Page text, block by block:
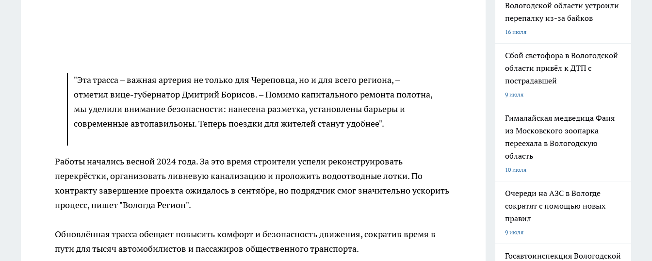
"Эта трасса – важная артерия не только для Череповца, но и для всего региона, –
отметил вице-губернатор Дмитрий Борисов. – Помимо капитального ремонта полотна,
мы уделили внимание безопасности: нанесена разметка, установлены барьеры и
современные автопавильоны. Теперь поездки для жителей станут удобнее".
Работы начались весной 2024 года. За это время строители успели реконструировать
перекрёстки, организовать ливневую канализацию и проложить водоотводные лотки. По
контракту завершение проекта ожидалось в сентябре, но подрядчик смог значительно ускорить
процесс, пишет "Вологда Регион".
Обновлённая трасса обещает повысить комфорт и безопасность движения, сократив время в
пути для тысяч автомобилистов и пассажиров общественного транспорта.
Вологодской области устроили
перепалку из-за байков
16 июля
Сбой светофора в Вологодской
области привёл к ДТП с
пострадавшей
9 июля
Гималайская медведица Фаня
из Московского зоопарка
переехала в Вологодскую
область
10 июля
Очереди на АЗС в Вологде
сократят с помощью новых
правил
9 июля
Госавтоинспекция Вологодской